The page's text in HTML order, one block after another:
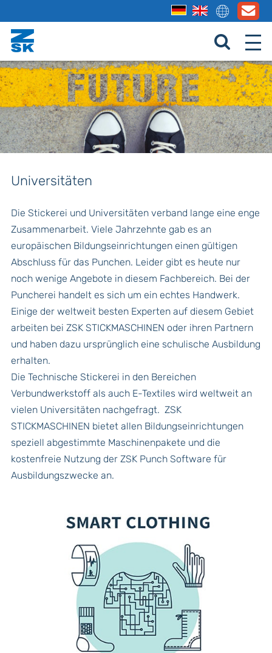
Universitäten
Die Stickerei und Universitäten verband lange eine enge
Zusammenarbeit. Viele Jahrzehnte gab es an
europäischen Bildungseinrichtungen einen gültigen
Abschluss für das Punchen. Leider gibt es heute nur
noch wenige Angebote in diesem Fachbereich. Bei der
Puncherei handelt es sich um ein echtes Handwerk.
Einige der weltweit besten Experten auf diesem Gebiet
arbeiten bei ZSK STICKMASCHINEN oder ihren Partnern
und haben dazu ursprünglich eine schulische Ausbildung
erhalten.
Die Technische Stickerei in den Bereichen
Verbundwerkstoff als auch E-Textiles wird weltweit an
vielen Universitäten nachgefragt. ZSK
STICKMASCHINEN bietet allen Bildungseinrichtungen
speziell abgestimmte Maschinenpakete und die
kostenfreie Nutzung der ZSK Punch Software für
Ausbildungszwecke an.